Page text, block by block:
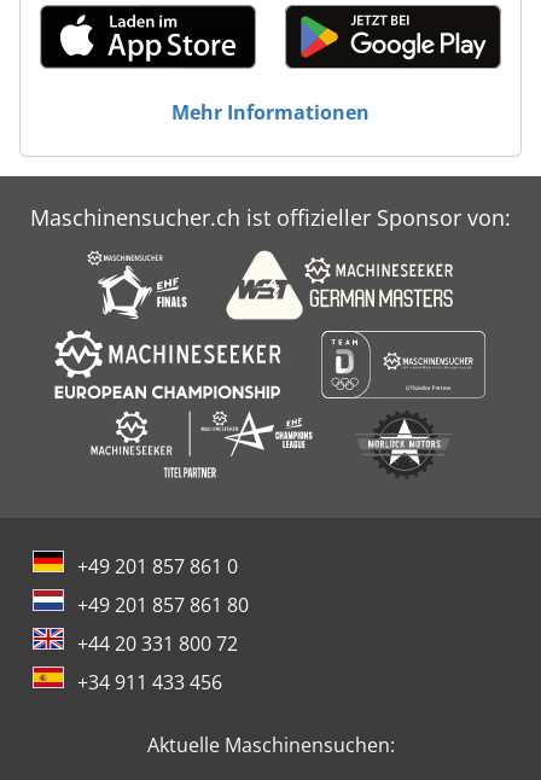
Mehr Informationen
Maschinensucher.ch ist offizieller Sponsor von:
+49 201 857 861 0
+49 201 857 861 80
+44 20 331 800 72
+34 911 433 456
Aktuelle Maschinensuchen: